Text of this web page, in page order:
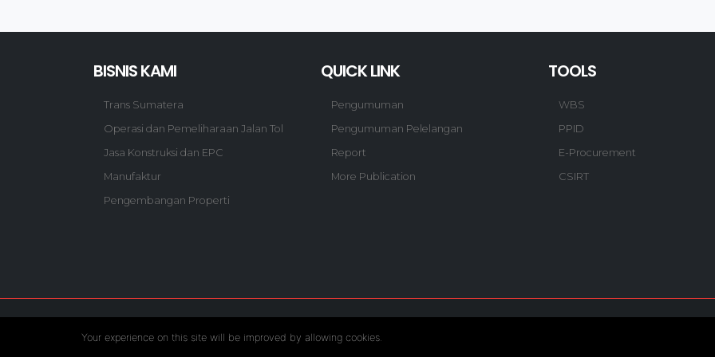
BISNIS KAMI
Trans Sumatera
Operasi dan Pemeliharaan Jalan Tol
Jasa Konstruksi dan EPC
Manufaktur
Pengembangan Properti
QUICK LINK
Pengumuman
Pengumuman Pelelangan
Report
More Publication
TOOLS
WBS
PPID
E-Procurement
CSIRT
Your experience on this site will be improved by allowing cookies.